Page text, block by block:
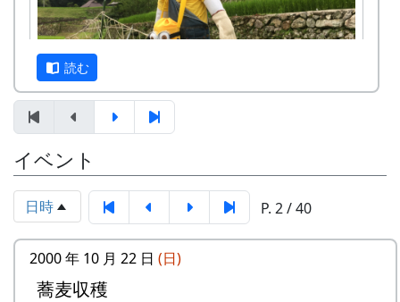
お客さんを案内する会長さん。
またはメールの場合は、郵便番号、住所、氏
名、電話番号を明記して下さい）。 折り返
し、詳しい内容と「申し込みアンケート」を
お送りいたしますので、申し込みアンケート
をご返送ください。
申込み・お問合せの窓口
岩座神棚田保全推進協議会事務局
TEL & FAX: 9999-99-9999
携帯: 999-9999-9999
担当 : XX
案山子に守られた棚田も、今では、黄金色に色づ
て、見てのお楽しみ。秋風の中で「日本の棚田百
選」の集落内を散策してみてください。蕎麦の花
のつぼみもふくらんでいるかも、ですよ。
日時 : 2017 (平成29) 年 9 月 3 日 (日) 11:00 ～
読む
イベント
日時 P. 2 / 40
2000 年 10 月 22 日 (日)
蕎麦収穫